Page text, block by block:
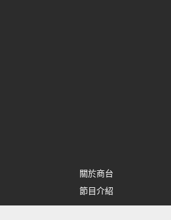
關於商台
節目介紹